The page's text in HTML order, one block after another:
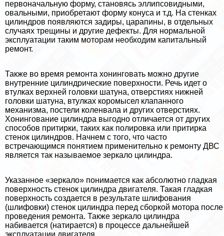
первоначальную форму, становясь эллипсовидными,
овальными, приобретают форму конуса и т.д. На стенках
цилиндров появляются задиры, царапины, в отдельных
случаях трещины и другие дефекты. Для нормальной
эксплуатации таким моторам необходим капитальный
ремонт.
Также во время ремонта хонинговать можно другие
внутренние цилиндрические поверхности. Речь идет о
втулках верхней головки шатуна, отверстиях нижней
головки шатуна, втулках коромысел клапанного
механизма, постели коленвала и других отверстиях.
Хонингование цилиндра выгодно отличается от других
способов притирки, таких как полировка или притирка
стенок цилиндров. Начнем с того, что часто
встречающимся понятием применительно к ремонту ДВС
является так называемое зеркало цилиндра.
Указанное «зеркало» понимается как абсолютно гладкая
поверхность стенок цилиндра двигателя. Такая гладкая
поверхность создается в результате шлифования
(шлифовки) стенок цилиндра перед сборкой мотора после
проведения ремонта. Также зеркало цилиндра
набивается (натирается) в процессе дальнейшей